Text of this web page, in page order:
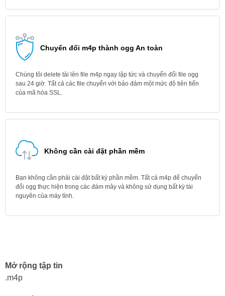
Chuyển đổi m4p thành ogg An toàn
Chúng tôi delete tải lên file m4p ngay lập tức và chuyển đổi file ogg
sau 24 giờ. Tất cả các file chuyển với bảo đảm một mức độ tiên tiến
của mã hóa SSL.
Không cần cài đặt phần mềm
Bạn không cần phải cài đặt bất kỳ phần mềm. Tất cả m4p để chuyển
đổi ogg thực hiện trong các đám mây và không sử dụng bất kỳ tài
nguyên của máy tính.
Mở rộng tập tin
.m4p